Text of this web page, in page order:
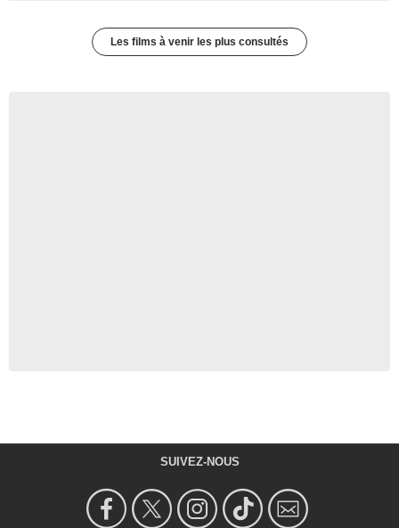
Les films à venir les plus consultés
SUIVEZ-NOUS